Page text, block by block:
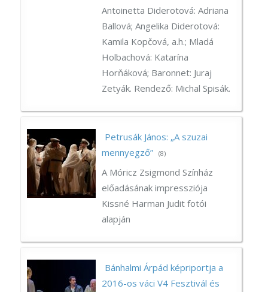
Antoinetta Diderotová: Adriana
Ballová; Angelika Diderotová:
Kamila Kopčová, a.h.; Mladá
Holbachová: Katarína
Horňáková; Baronnet: Juraj
Zetyák. Rendező: Michal Spisák.
Petrusák János: „A szuzai
mennyegző” (8)
A Móricz Zsigmond Színház
előadásának impressziója
Kissné Harman Judit fotói
alapján
Bánhalmi Árpád képriportja a
2016-os váci V4 Fesztivál és